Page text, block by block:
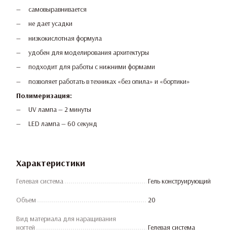
самовыравнивается
не дает усадки
низкокислотная формула
удобен для моделирования архитектуры
подходит для работы с нижними формами
позволяет работать в техниках «без опила» и «бортики»
Полимеризация:
UV лампа — 2 минуты
LED лампа — 60 секунд
Характеристики
Гелевая система Гель конструирующий
Объем 20
Вид материала для наращивания
ногтей
Гелевая система